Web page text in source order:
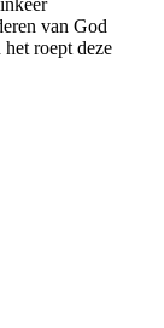
van God
roept deze